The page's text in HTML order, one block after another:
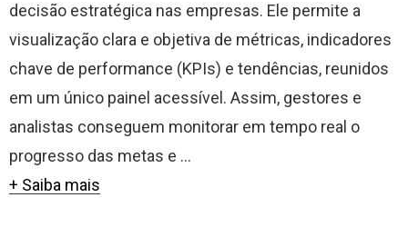
decisão estratégica nas empresas. Ele permite a
visualização clara e objetiva de métricas, indicadores
chave de performance (KPIs) e tendências, reunidos
em um único painel acessível. Assim, gestores e
analistas conseguem monitorar em tempo real o
progresso das metas e ...
+ Saiba mais